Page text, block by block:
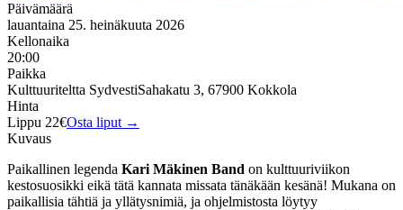
Päivämäärä
lauantaina 25. heinäkuuta 2026
Kellonaika
20:00
Paikka
Kulttuuriteltta SydvestiSahakatu 3, 67900 Kokkola
Hinta
Lippu 22€Osta liput →
Kuvaus
Paikallinen legenda Kari Mäkinen Band on kulttuuriviikon
kestosuosikki eikä tätä kannata missata tänäkään kesänä! Mukana on
paikallisia tähtiä ja yllätysnimiä, ja ohjelmistosta löytyy